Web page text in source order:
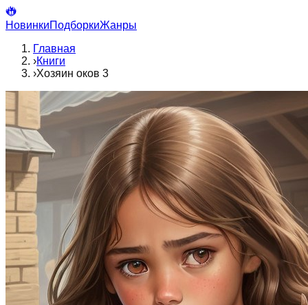
НовинкиПодборкиЖанры
Главная
›Книги
›Хозяин оков 3